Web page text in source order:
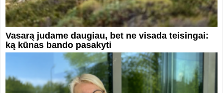
Vasarą judame daugiau, bet ne visada teisingai:
ką kūnas bando pasakyti